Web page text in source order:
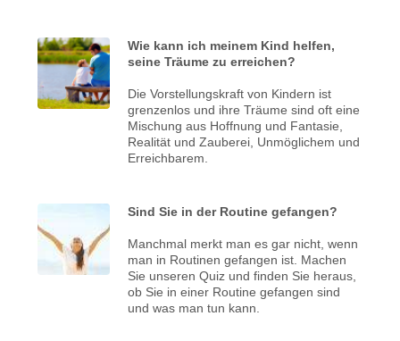
Wie kann ich meinem Kind helfen,
seine Träume zu erreichen?
Die Vorstellungskraft von Kindern ist
grenzenlos und ihre Träume sind oft eine
Mischung aus Hoffnung und Fantasie,
Realität und Zauberei, Unmöglichem und
Erreichbarem.
Sind Sie in der Routine gefangen?
Manchmal merkt man es gar nicht, wenn
man in Routinen gefangen ist. Machen
Sie unseren Quiz und finden Sie heraus,
ob Sie in einer Routine gefangen sind
und was man tun kann.